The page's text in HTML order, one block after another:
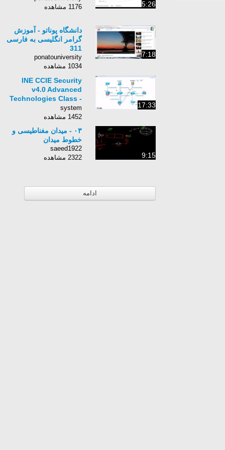
5:26
1176 مشاهده
7:18
دانشگاه پوناتو - آموزش
گرامر انگلیسی به فارسی
311
ponatouniversity
1034 مشاهده
17:33
INE CCIE Security
v4.0 Advanced
Technologies Class -
056 - WSA Overview
Initial Setup
system
1452 مشاهده
9:15
۰۳ - میدان مغناطیسی و
خطوط میدان
saeed1922
2322 مشاهده
ادامه